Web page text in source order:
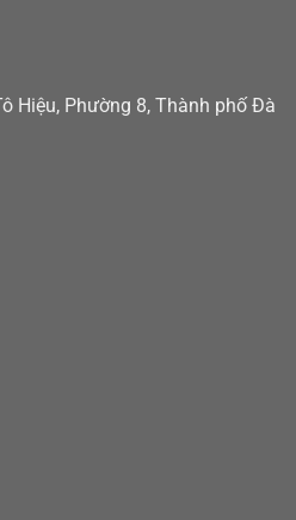
Hiệu, Phường 8, Thành phố Đà